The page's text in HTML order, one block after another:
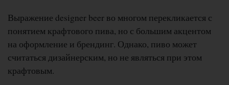
Выражение designer beer во многом перекликается с
понятием крафтового пива, но с большим акцентом
на оформление и брендинг. Однако, пиво может
считаться дизайнерским, но не являться при этом
крафтовым.